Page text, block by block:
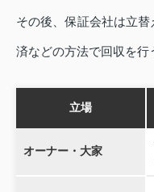
その後、保証会社は立
済などの方法で回収を行
立場
オーナー・大家